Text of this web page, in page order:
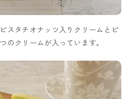
スタチオナッツ入りクリームとピ
のクリームが入っています。